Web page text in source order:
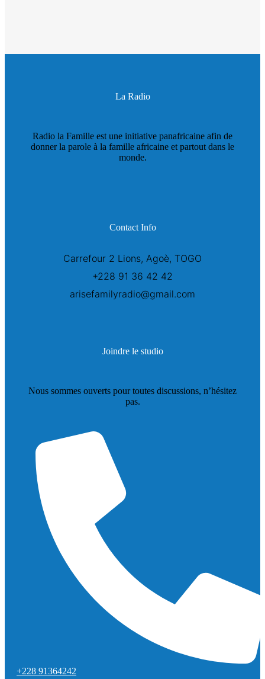
La Radio
Radio la Famille est une initiative panafricaine afin de
donner la parole à la famille africaine et partout dans le
monde.
Contact Info
Carrefour 2 Lions, Agoè, TOGO
+228 91 36 42 42
arisefamilyradio@gmail.com
Joindre le studio
Nous sommes ouverts pour toutes discussions, n’hésitez
pas.
+228 91364242